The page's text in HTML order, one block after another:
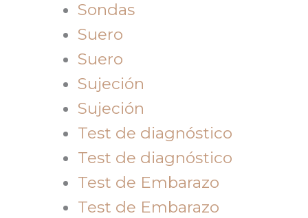
Sondas
Suero
Suero
Sujeción
Sujeción
Test de diagnóstico
Test de diagnóstico
Test de Embarazo
Test de Embarazo